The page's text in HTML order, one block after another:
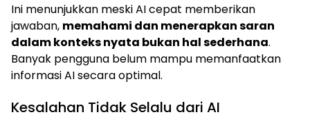
Ini menunjukkan meski AI cepat memberikan
jawaban, memahami dan menerapkan saran
dalam konteks nyata bukan hal sederhana.
Banyak pengguna belum mampu memanfaatkan
informasi AI secara optimal.
Kesalahan Tidak Selalu dari AI